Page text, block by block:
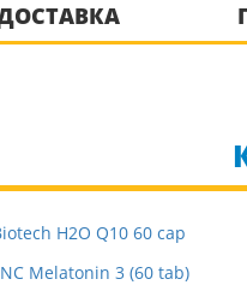
H2O Q10 60 cap
Melatonin 3 (60 tab)